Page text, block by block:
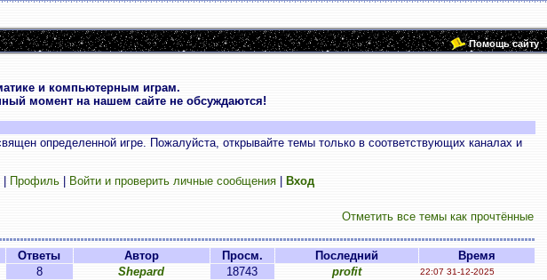
Помощь сайту
и компьютерным играм.
момент на нашем сайте не обсуждаются!
определенной игре. Пожалуйста, открывайте темы только в соответствующих каналах и
| Профиль| Войти и проверить личные сообщения| Вход
Отметить все темы как прочтённые
Ответы Автор Просм. Последний
Время
8 Shepard 18743 profit 22:07 31-12-2025